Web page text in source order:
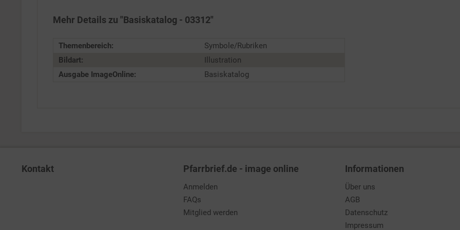
Mehr Details zu "Basiskatalog - 03312"
Themenbereich:
Symbole/Rubriken
Bildart:
Illustration
Ausgabe ImageOnline:
Basiskatalog
Kontakt Pfarrbrief.de - image online
Anmelden
FAQs
Mitglied werden
Informationen
Über uns
AGB
Datenschutz
Impressum
Service